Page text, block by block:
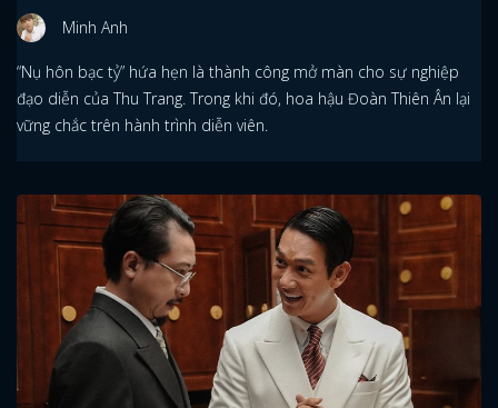
Minh Anh
“Nụ hôn bạc tỷ” hứa hẹn là thành công mở màn cho sự nghiệp
đạo diễn của Thu Trang. Trong khi đó, hoa hậu Đoàn Thiên Ân lại
vững chắc trên hành trình diễn viên.